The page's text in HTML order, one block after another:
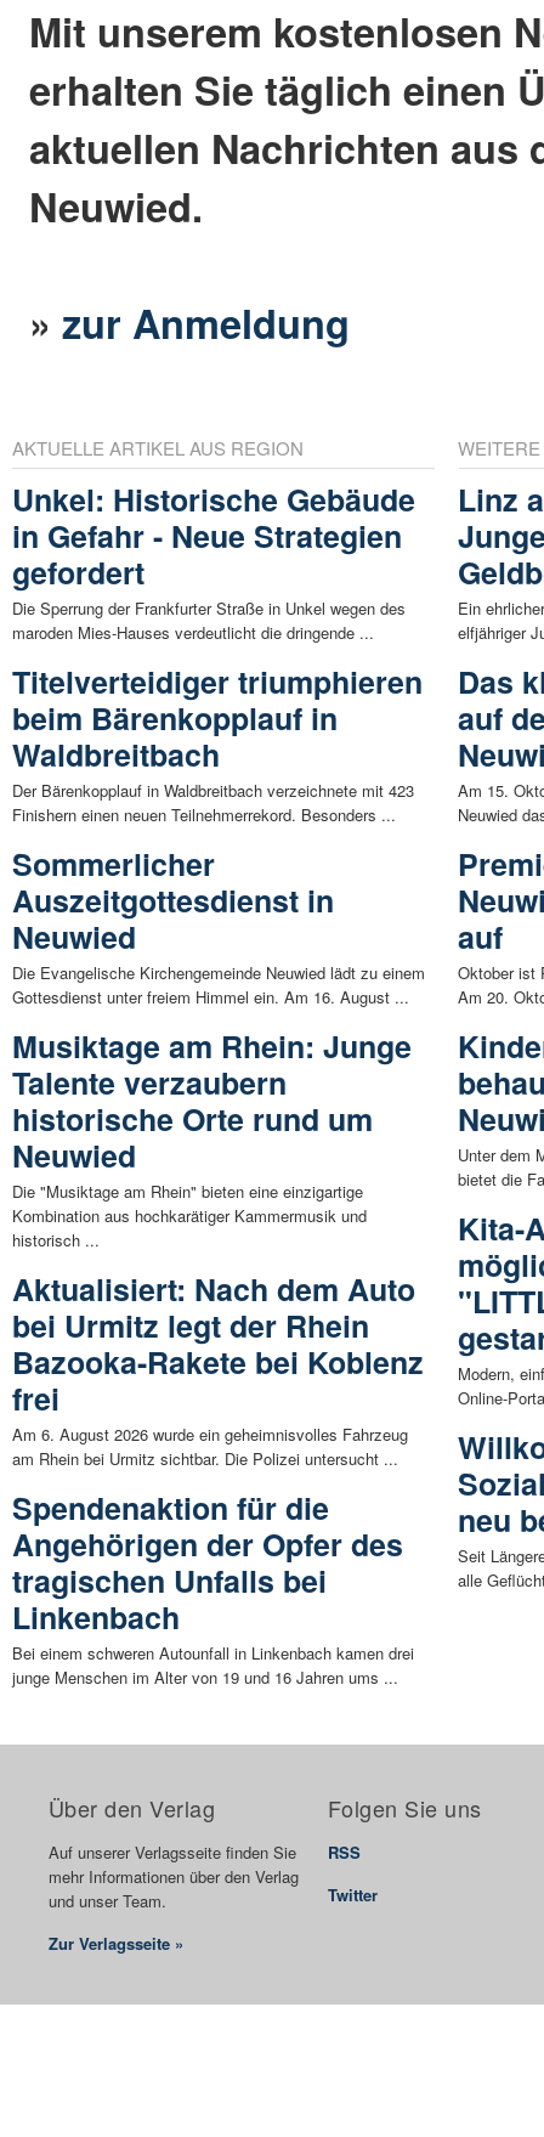
Mit unserem kostenlosen
erhalten Sie täglich einen
aktuellen Nachrichten aus
Neuwied.
»zur Anmeldung
AKTUELLE ARTIKEL AUS REGION
Unkel: Historische Gebäude
in Gefahr - Neue Strategien
gefordert
Die Sperrung der Frankfurter Straße in Unkel wegen des
maroden Mies-Hauses verdeutlicht die dringende ...
Titelverteidiger triumphieren
beim Bärenkopplauf in
Waldbreitbach
Der Bärenkopplauf in Waldbreitbach verzeichnete mit 423
Finishern einen neuen Teilnehmerrekord. Besonders ...
Sommerlicher
Auszeitgottesdienst in
Neuwied
Die Evangelische Kirchengemeinde Neuwied lädt zu einem
Gottesdienst unter freiem Himmel ein. Am 16. August ...
Musiktage am Rhein: Junge
Talente verzaubern
historische Orte rund um
Neuwied
Die "Musiktage am Rhein" bieten eine einzigartige
Kombination aus hochkarätiger Kammermusik und
historisch ...
Aktualisiert: Nach dem Auto
bei Urmitz legt der Rhein
Bazooka-Rakete bei Koblenz
frei
Am 6. August 2026 wurde ein geheimnisvolles Fahrzeug
am Rhein bei Urmitz sichtbar. Die Polizei untersucht ...
Spendenaktion für die
Angehörigen der Opfer des
tragischen Unfalls bei
Linkenbach
Bei einem schweren Autounfall in Linkenbach kamen drei
junge Menschen im Alter von 19 und 16 Jahren ums ...
Linz
Ein
elfjähriger
Das
auf
Am 15.
Neuwied
auf
Oktober ist
Am 20.
Unter dem
bietet die
Kita-
Modern,
Online-
neu
Seit
alle
Über den Verlag
Auf unserer Verlagsseite finden Sie
mehr Informationen über den Verlag
und unser Team.
Zur Verlagsseite »
Folgen Sie uns
RSS
Twitter